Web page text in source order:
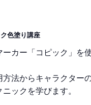
ク色塗り講座
ーカー「コピック」を
法からキャラクター
ックを学びます。